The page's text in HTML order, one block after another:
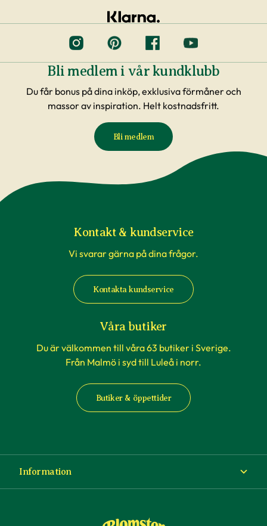
Bli medlem i vår kundklubb
Du får bonus på dina inköp, exklusiva förmåner och
massor av inspiration. Helt kostnadsfritt.
Bli medlem
Kontakt & kundservice
Vi svarar gärna på dina frågor.
Kontakta kundservice
Våra butiker
Du är välkommen till våra 63 butiker i Sverige.
Från Malmö i syd till Luleå i norr.
Butiker & öppettider
Information